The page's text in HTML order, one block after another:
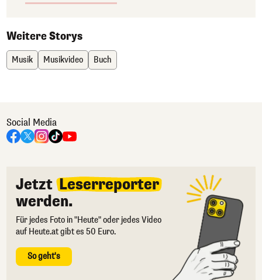
Weitere Storys
Musik Musikvideo Buch
Social Media
Jetzt Leserreporter
werden.
Für jedes Foto in "Heute" oder jedes Video
auf Heute.at gibt es 50 Euro.
So geht's